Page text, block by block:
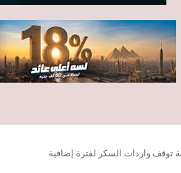
توقف واردات السكر لفترة إضافية